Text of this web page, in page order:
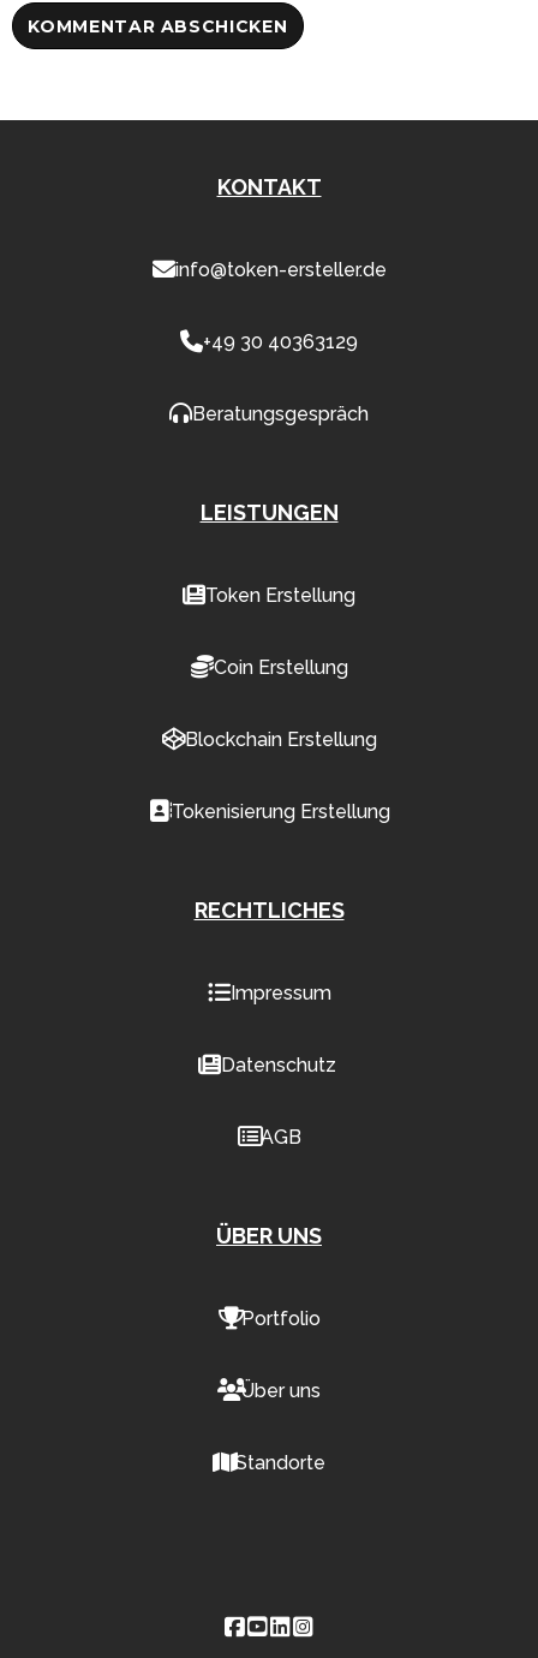
KONTAKT
info@token-ersteller.de
+49 30 40363129
Beratungsgespräch
LEISTUNGEN
Token Erstellung
Coin Erstellung
Blockchain Erstellung
Tokenisierung Erstellung
RECHTLICHES
Impressum
Datenschutz
AGB
ÜBER UNS
Portfolio
Über uns
Standorte